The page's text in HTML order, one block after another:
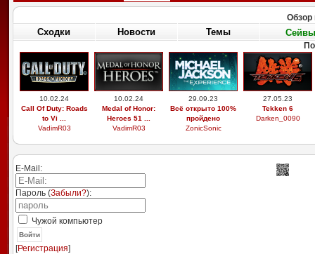
Обзор
Сходки Новости Темы Сейвы
10.02.24
Call Of Duty: Roads
to Vi ...
VadimR03
10.02.24
Medal of Honor:
Heroes 51 ...
VadimR03
29.09.23
Всё открыто 100%
пройдено
ZonicSonic
27.05.23
Tekken 6
Darken_0090
E-Mail:
Пароль (Забыли?):
Чужой компьютер
Войти
[Регистрация]